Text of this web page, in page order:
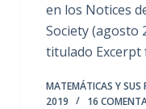
en los Notices
Society (agosto
titulado
MATEMÁTICAS Y SUS
2019
16